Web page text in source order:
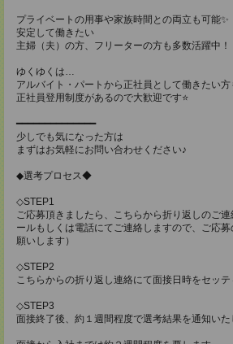
プライベートの用事や家族時間との両立も可能✨
安定して働きたい
主婦（夫）の方、フリーターの方も多数活躍中！
ゆくゆくは…
アルバイト・パートから正社員として働きたい方
正社員登用制度があるので大歓迎です⭐
━━━━━━━━━━━━━━
少しでも気になった方は
まずはお気軽にお問い合わせください♪
◆選考プロセス◆
◇STEP1
ご応募頂きましたら、こちらから折り返しのご
ールもしくは電話にてご連絡しますので、ご応
願いします）
◇STEP2
こちらからの折り返し連絡にて面接日時をセッテ
◇STEP3
面接終了後、約１週間程度で選考結果を通知いた